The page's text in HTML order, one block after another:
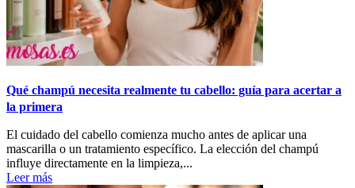
Qué champú necesita realmente tu cabello: guía para acertar a
la primera
El cuidado del cabello comienza mucho antes de aplicar una
mascarilla o un tratamiento específico. La elección del champú
influye directamente en la limpieza,...
Leer más